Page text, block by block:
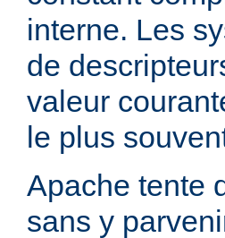
interne. Les
de
valeur
le plus
Apache tente
sans y